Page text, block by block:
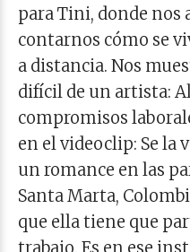
para Tini, donde nos
contarnos cómo se
a distancia. Nos
difícil de un artista:
compromisos
en el videoclip: Se la
un romance en las
Santa Marta,
que ella tiene que